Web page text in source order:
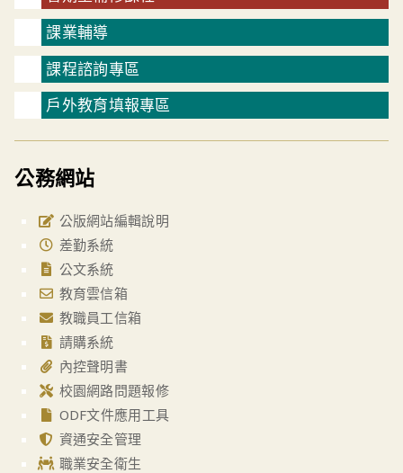
課業輔導
課程諮詢專區
戶外教育填報專區
公務網站
公版網站編輯說明
差勤系統
公文系統
教育雲信箱
教職員工信箱
請購系統
內控聲明書
校園網路問題報修
ODF文件應用工具
資通安全管理
職業安全衛生